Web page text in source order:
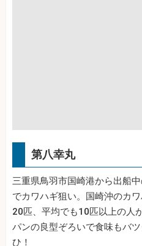
第八幸丸
三重県鳥羽市国崎港から出船
でカワハギ狙い。国崎沖のカ
20匹、平均でも10匹以上の人
パンの良型ぞろいで食味もバ
ひ！